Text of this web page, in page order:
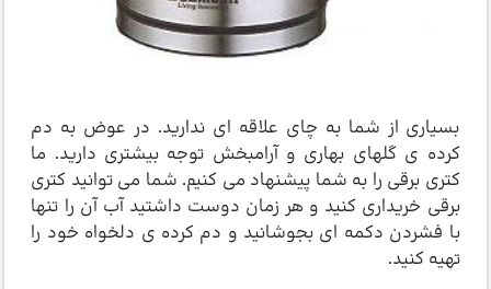
بسیاری از شما به چای علاقه ای ندارید. در عوض به دم
کرده ی گلهای بهاری و آرامبخش توجه بیشتری دارید. ما
کتری برقی را به شما پیشنهاد می کنیم. شما می توانید کتری
برقی خریداری کنید و هر زمان دوست داشتید آب آن را تنها
با فشردن دکمه ای بجوشانید و دم کرده ی دلخواه خود را
تهیه کنید.